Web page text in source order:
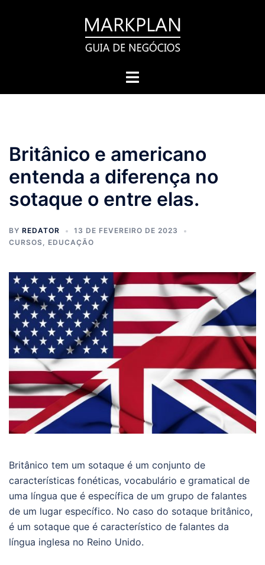
Toggle
Britânico e americano
entenda a diferença no
sotaque o entre elas.
BY REDATOR
13 DE FEVEREIRO DE 2023
CURSOS, EDUCAÇÃO
Britânico tem um sotaque é um conjunto de
características fonéticas, vocabulário e gramatical de
uma língua que é específica de um grupo de falantes
de um lugar específico. No caso do sotaque britânico,
é um sotaque que é característico de falantes da
língua inglesa no Reino Unido.